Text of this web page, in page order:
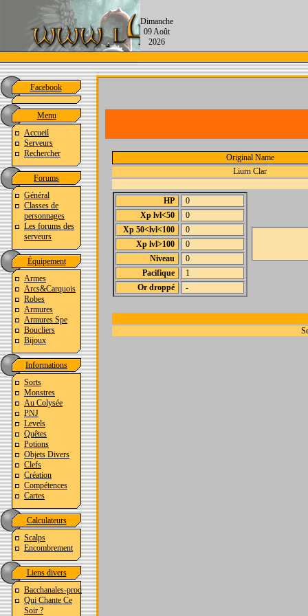
Dimanche
09 Août
2026
Facebook
Menu
Accueil
Serveurs
Rechercher
Forums
Général
Classes de
personnages
Les forums des
serveurs
Équipement
Armes
Arcs&Carquois
Robes
Armures
Armures Spe
Boucliers
Bijoux
Informations
Sorts
Monstres
Au Colysée
PNJ
Levels
Quêtes
Potions
Objets Divers
Clefs
Création
Compétences
Cartes
Calculateurs
Scalps
Encombrement
Liens divers
Bacchanales-prod
Qui Chante Ce
Soir ?
Original Name
Liurn Clar
HP
0
Xp lvl<50
0
Xp 50<lvl<100
0
Xp lvl>100
0
Niveau
0
Pacifique
1
Or droppé
-